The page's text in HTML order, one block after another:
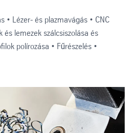
• Lézer- és plazmavágás • CNC
és lemezek szálcsiszolása és
polírozása • Fűrészelés •